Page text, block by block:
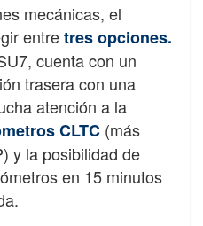
mecánicas, el
entretres opciones.
cuenta con un
trasera con una
atención a la
CLTC (más
y la posibilidad de
en 15 minutos